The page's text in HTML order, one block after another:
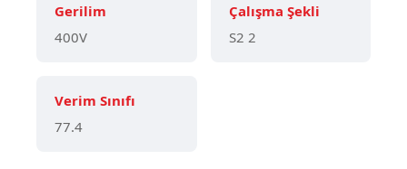
Gerilim
400V
Çalışma Şekli
S2 2
Verim Sınıfı
77.4